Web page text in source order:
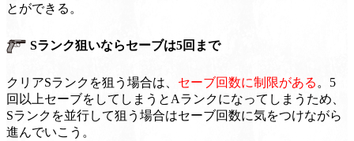
とができる。
Sランク狙いならセーブは5回まで
クリアSランクを狙う場合は、 セーブ回数に制限がある 。5
回以上セーブをしてしまうとAランクになってしまうため、
Sランクを並行して狙う場合はセーブ回数に気をつけながら
進んでいこう。